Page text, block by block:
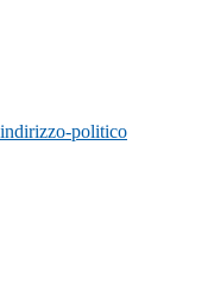
politico